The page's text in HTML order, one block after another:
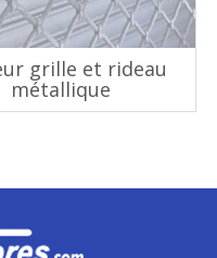
grille et rideau
métallique